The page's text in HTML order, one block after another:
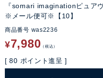
『somari imaginationピュア
※メール便可※【10】
商品番号 was2236
¥7,980 税込
[ 80 ポイント進呈 ]